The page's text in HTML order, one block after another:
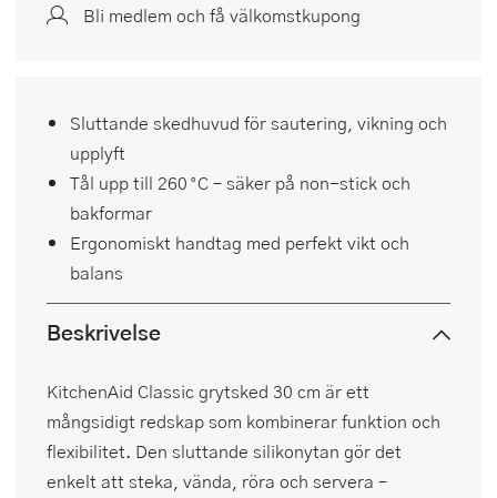
Bli medlem och få välkomstkupong
Sluttande skedhuvud för sautering, vikning och
upplyft
Tål upp till 260 °C – säker på non-stick och
bakformar
Ergonomiskt handtag med perfekt vikt och
balans
Beskrivelse
KitchenAid Classic grytsked 30 cm är ett
mångsidigt redskap som kombinerar funktion och
flexibilitet. Den sluttande silikonytan gör det
enkelt att steka, vända, röra och servera –